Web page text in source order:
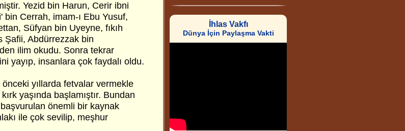
Yezid bin Harun, Cerir ibni
Cerrah, imam-ı Ebu Yusuf,
Süfyan bin Uyeyne, fıkıh
Şafii, Abdürrezzak bin
ilim okudu. Sonra tekrar
yayıp, insanlara çok faydalı oldu.
yıllarda fetvalar vermekle
yaşında başlamıştır. Bundan
önemli bir kaynak
ile çok sevilip, meşhur
İhlas Vakfı
Dünya İçin Paylaşma Vakti